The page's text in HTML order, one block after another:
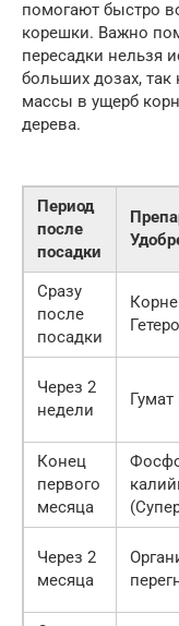
помогают быстро
корешки. Важно
пересадки нельзя
больших дозах,
массы в ущерб
дерева.
Период
после
посадки
Сразу
после
посадки
Через 2
недели
Конец
первого
месяца
Через 2
месяца